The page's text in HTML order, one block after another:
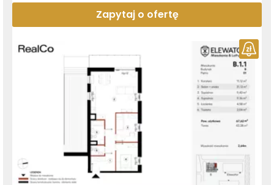
Zapytaj o ofertę